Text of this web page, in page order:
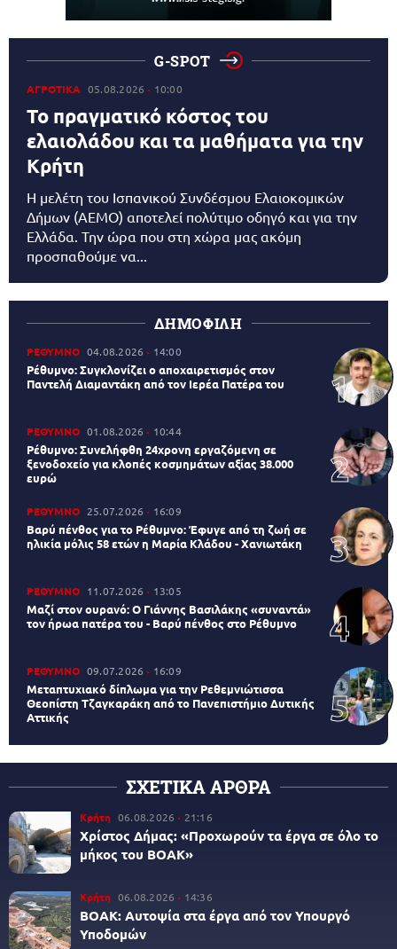
G-SPOT
ΑΓΡΟΤΙΚΑ 05.08.2026 10:00
Το πραγματικό κόστος του
ελαιολάδου και τα μαθήματα για την
Κρήτη
Η μελέτη του Ισπανικού Συνδέσμου Ελαιοκομικών
Δήμων (AEMO) αποτελεί πολύτιμο οδηγό και για την
Ελλάδα. Την ώρα που στη χώρα μας ακόμη
προσπαθούμε να...
ΔΗΜΟΦΙΛΗ
ΡΕΘΥΜΝΟ 04.08.2026 14:00
Ρέθυμνο: Συγκλονίζει ο αποχαιρετισμός στον
Παντελή Διαμαντάκη από τον Ιερέα Πατέρα του
ΡΕΘΥΜΝΟ 01.08.2026 10:44
Ρέθυμνο: Συνελήφθη 24χρονη εργαζόμενη σε
ξενοδοχείο για κλοπές κοσμημάτων αξίας 38.000
ευρώ
ΡΕΘΥΜΝΟ 25.07.2026 16:09
Βαρύ πένθος για το Ρέθυμνο: Έφυγε από τη ζωή σε
ηλικία μόλις 58 ετών η Μαρία Κλάδου - Χανιωτάκη
ΡΕΘΥΜΝΟ 11.07.2026 13:05
Μαζί στον ουρανό: Ο Γιάννης Βασιλάκης «συναντά»
τον ήρωα πατέρα του - Βαρύ πένθος στο Ρέθυμνο
ΡΕΘΥΜΝΟ 09.07.2026 16:09
Μεταπτυχιακό δίπλωμα για την Ρεθεμνιώτισσα
Θεοπίστη Τζαγκαράκη από το Πανεπιστήμιο Δυτικής
Αττικής
ΣΧΕΤΙΚΑ ΑΡΘΡΑ
Κρήτη 06.08.2026 21:16
Χρίστος Δήμας: «Προχωρούν τα έργα σε όλο το
μήκος του ΒΟΑΚ»
Κρήτη 06.08.2026 14:36
ΒΟΑΚ: Αυτοψία στα έργα από τον Υπουργό
Υποδομών